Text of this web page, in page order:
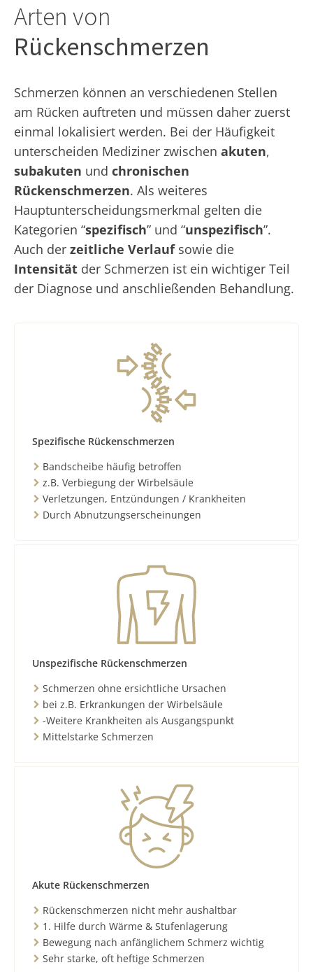
Arten von
Rückenschmerzen
Schmerzen können an verschiedenen Stellen
am Rücken auftreten und müssen daher zuerst
einmal lokalisiert werden. Bei der Häufigkeit
unterscheiden Mediziner zwischen akuten,
subakuten und chronischen
Rückenschmerzen. Als weiteres
Hauptunterscheidungsmerkmal gelten die
Kategorien “spezifisch” und “unspezifisch”.
Auch der zeitliche Verlauf sowie die
Intensität der Schmerzen ist ein wichtiger Teil
der Diagnose und anschließenden Behandlung.
Spezifische Rückenschmerzen
Bandscheibe häufig betroffen
z.B. Verbiegung der Wirbelsäule
Verletzungen, Entzündungen / Krankheiten
Durch Abnutzungserscheinungen
Unspezifische Rückenschmerzen
Schmerzen ohne ersichtliche Ursachen
bei z.B. Erkrankungen der Wirbelsäule
-Weitere Krankheiten als Ausgangspunkt
Mittelstarke Schmerzen
Akute Rückenschmerzen
Rückenschmerzen nicht mehr aushaltbar
1. Hilfe durch Wärme & Stufenlagerung
Bewegung nach anfänglichem Schmerz wichtig
Sehr starke, oft heftige Schmerzen